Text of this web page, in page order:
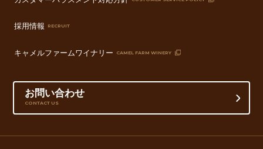
採用情報 RECRUIT
キャメルファームワイナリー CAMEL FARM WINERY
お問い合わせ
CONTACT US